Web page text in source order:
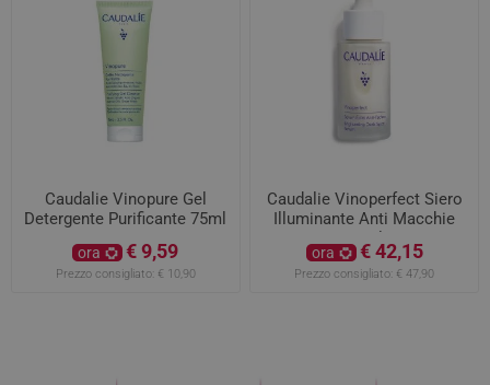
Caudalie Vinopure Gel
Detergente Purificante 75ml
ora € 9,59
Prezzo consigliato: € 10,90
Caudalie Vinoperfect Siero
Illuminante Anti Macchie
30ml
ora € 42,15
Prezzo consigliato: € 47,90